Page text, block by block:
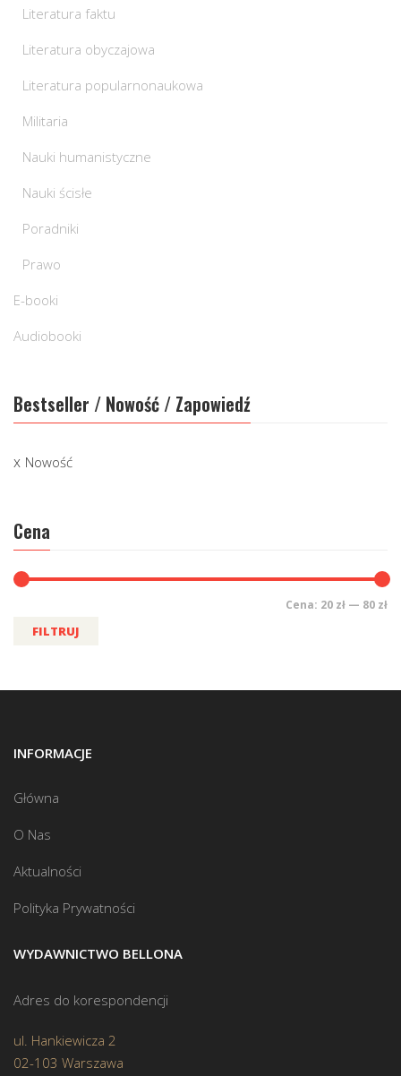
Literatura faktu
Literatura obyczajowa
Literatura popularnonaukowa
Militaria
Nauki humanistyczne
Nauki ścisłe
Poradniki
Prawo
E-booki
Audiobooki
Bestseller / Nowość / Zapowiedź
Nowość
Cena
FILTRUJ
Cena: 20 zł — 80 zł
INFORMACJE
Główna
O Nas
Aktualności
Polityka Prywatności
WYDAWNICTWO BELLONA
Adres do korespondencji
ul. Hankiewicza 2
02-103 Warszawa